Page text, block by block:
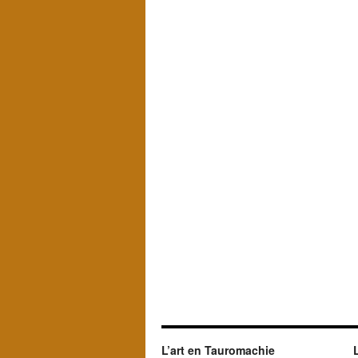
L’art en Tauromachie